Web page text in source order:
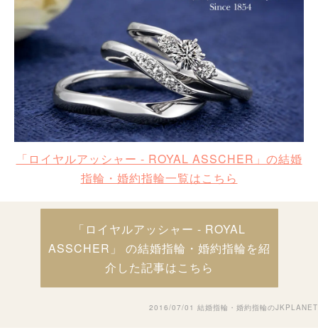
「ロイヤルアッシャー - ROYAL ASSCHER」の結婚
指輪・婚約指輪一覧はこちら
「ロイヤルアッシャー - ROYAL
ASSCHER」 の結婚指輪・婚約指輪を紹
介した記事はこちら
2016/07/01 結婚指輪・婚約指輪のJKPLANET